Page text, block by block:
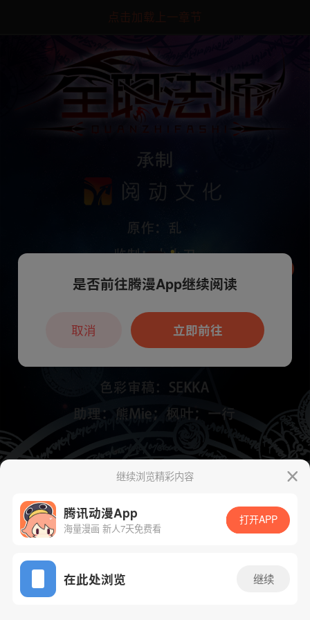
点击加载上一章节
App免费看
下一话 腾漫App免费看
继续浏览精彩内容
腾讯动漫App
海量漫画 新人7天免费看
打开APP
在此处浏览 继续
本章节仅支持App阅读，可打开App新用
户7天免费看
是否前往腾漫App继续阅读
立即前往
取消